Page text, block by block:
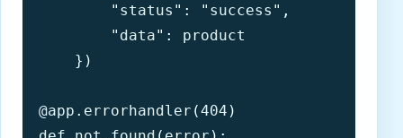
        "status": "success",
        "data": product
    })
@app.errorhandler(404)